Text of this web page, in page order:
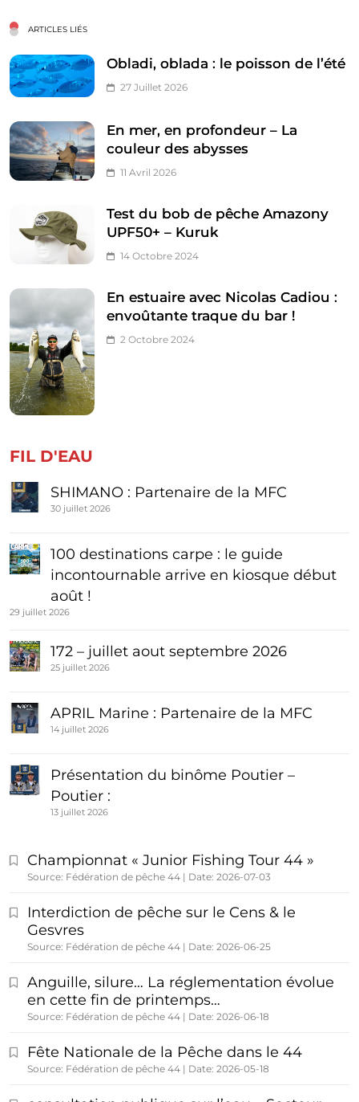
ARTICLES LIÉS
Obladi, oblada : le poisson de l’été
27 Juillet 2026
En mer, en profondeur – La
couleur des abysses
11 Avril 2026
Test du bob de pêche Amazony
UPF50+ – Kuruk
14 Octobre 2024
En estuaire avec Nicolas Cadiou :
envoûtante traque du bar !
2 Octobre 2024
FIL D'EAU
SHIMANO : Partenaire de la MFC
30 juillet 2026
100 destinations carpe : le guide
incontournable arrive en kiosque début
août !
29 juillet 2026
172 – juillet aout septembre 2026
25 juillet 2026
APRIL Marine : Partenaire de la MFC
14 juillet 2026
Présentation du binôme Poutier –
Poutier :
13 juillet 2026
Championnat « Junior Fishing Tour 44 »
Source: Fédération de pêche 44 Date: 2026-07-03
Interdiction de pêche sur le Cens & le
Gesvres
Source: Fédération de pêche 44 Date: 2026-06-25
Anguille, silure… La réglementation évolue
en cette fin de printemps…
Source: Fédération de pêche 44 Date: 2026-06-18
Fête Nationale de la Pêche dans le 44
Source: Fédération de pêche 44 Date: 2026-05-18